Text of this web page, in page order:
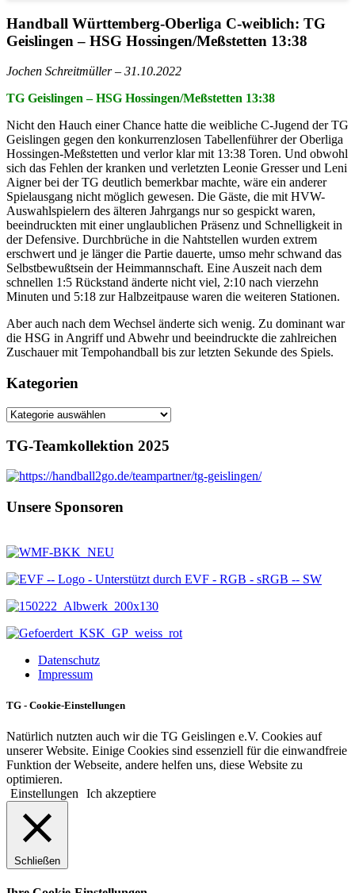
Handball Württemberg-Oberliga C-weiblich: TG
Geislingen – HSG Hossingen/Meßstetten 13:38
Jochen Schreitmüller – 31.10.2022
TG Geislingen – HSG Hossingen/Meßstetten 13:38
Nicht den Hauch einer Chance hatte die weibliche C-Jugend der TG
Geislingen gegen den konkurrenzlosen Tabellenführer der Oberliga
Hossingen-Meßstetten und verlor klar mit 13:38 Toren. Und obwohl
sich das Fehlen der kranken und verletzten Leonie Gresser und Leni
Aigner bei der TG deutlich bemerkbar machte, wäre ein anderer
Spielausgang nicht möglich gewesen. Die Gäste, die mit HVW-
Auswahlspielern des älteren Jahrgangs nur so gespickt waren,
beeindruckten mit einer unglaublichen Präsenz und Schnelligkeit in
der Defensive. Durchbrüche in die Nahtstellen wurden extrem
erschwert und je länger die Partie dauerte, umso mehr schwand das
Selbstbewußtsein der Heimmannschaft. Eine Auszeit nach dem
schnellen 1:5 Rückstand änderte nicht viel, 2:10 nach vierzehn
Minuten und 5:18 zur Halbzeitpause waren die weiteren Stationen.
Aber auch nach dem Wechsel änderte sich wenig. Zu dominant war
die HSG in Angriff und Abwehr und beeindruckte die zahlreichen
Zuschauer mit Tempohandball bis zur letzten Sekunde des Spiels.
Kategorien
Kategorien
TG-Teamkollektion 2025
Unsere Sponsoren
Datenschutz
Impressum
TG - Cookie-Einstellungen
Natürlich nutzten auch wir die TG Geislingen e.V. Cookies auf
unserer Website. Einige Cookies sind essenziell für die einwandfreie
Funktion der Webseite, andere helfen uns, diese Website zu
optimieren.
Einstellungen
Ich akzeptiere
Schließen